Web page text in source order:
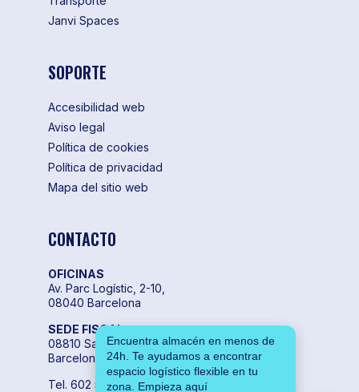
Janvi Spaces
SOPORTE
Accesibilidad web
Aviso legal
Política de cookies
Política de privacidad
Mapa del sitio web
CONTACTO
OFICINAS
Av. Parc Logístic, 2-10,
08040 Barcelona
SEDE FISCAL
08810 Sant Pere de Ribes,
Barcelona
Tel. 602 55 04 00
Encuentra almacén en menos de
24h. Te ayudamos a encontrar
espacio logístico flexible en tu
zona. Empieza aquí